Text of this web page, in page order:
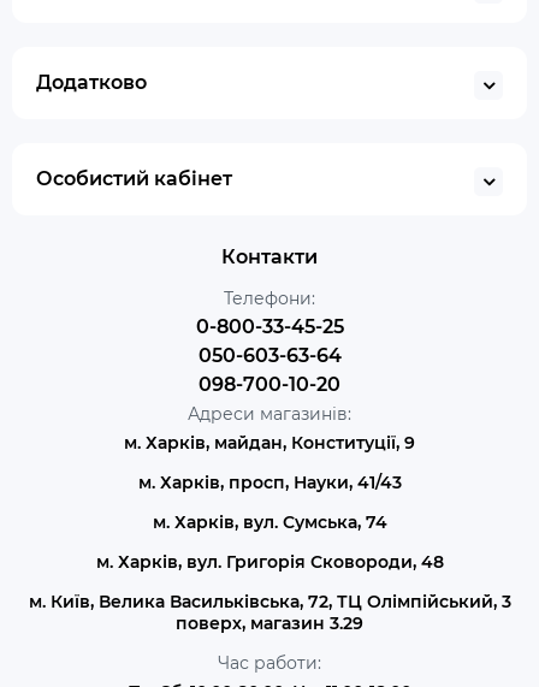
Додатково
Особистий кабінет
Контакти
Телефони:
0-800-33-45-25
050-603-63-64
098-700-10-20
Адреси магазинів:
м. Харків, майдан, Конституції, 9
м. Харків, просп, Науки, 41/43
м. Харків, вул. Сумська, 74
м. Харків, вул. Григорія Сковороди, 48
м. Київ, Велика Васильківська, 72, ТЦ Олімпійський, 3
поверх, магазин 3.29
Час работи: